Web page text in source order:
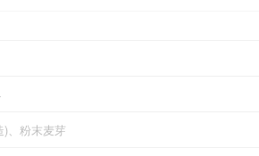
、粉末麦芽